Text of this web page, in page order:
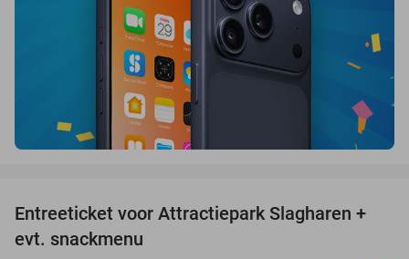
41%
Entreeticket voor Attractiepark Slagharen +
evt. snackmenu